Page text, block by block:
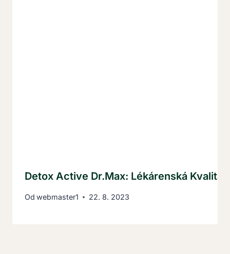
Detox Active Dr.Max: Lékárenská Kvalita
Od webmaster1 22. 8. 2023